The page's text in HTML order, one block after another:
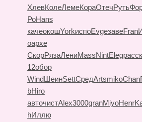
ХлевКолеЛемеКораОтечРуть
РоHans
качеокошYorkиспоEvgeзавеFran
оархе
СкорРязаЛениMassNintElegрасс
12обор
WindШеинSettСредArtsmikoChan
bHiro
авточистAlex3000granMiyoHenr
hИллю